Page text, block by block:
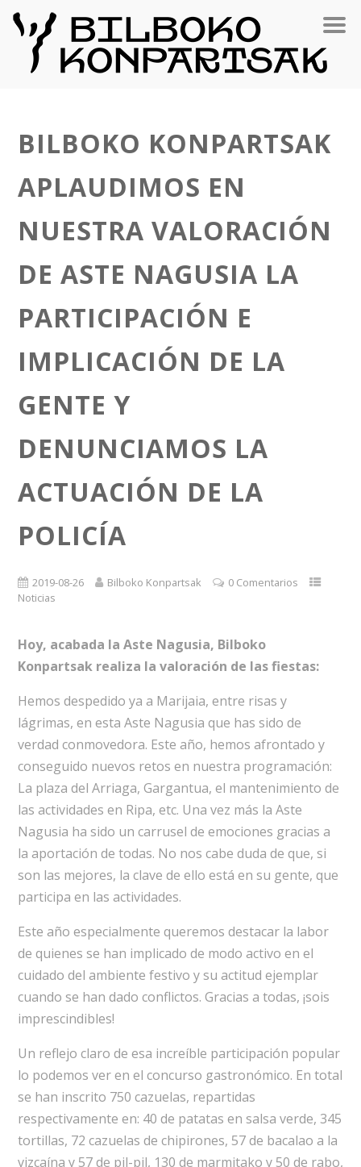
BILBOKO KONPARTSAK
APLAUDIMOS EN
NUESTRA VALORACIÓN
DE ASTE NAGUSIA LA
PARTICIPACIÓN E
IMPLICACIÓN DE LA
GENTE Y
DENUNCIAMOS LA
ACTUACIÓN DE LA
POLICÍA
2019-08-26 Bilboko Konpartsak
0 Comentarios
Noticias
Hoy, acabada la Aste Nagusia, Bilboko
Konpartsak realiza la valoración de las fiestas:
Hemos despedido ya a Marijaia, entre risas y
lágrimas, en esta Aste Nagusia que has sido de
verdad conmovedora. Este año, hemos afrontado y
conseguido nuevos retos en nuestra programación:
La plaza del Arriaga, Gargantua, el mantenimiento de
las actividades en Ripa, etc. Una vez más la Aste
Nagusia ha sido un carrusel de emociones gracias a
la aportación de todas. No nos cabe duda de que, si
son las mejores, la clave de ello está en su gente, que
participa en las actividades.
Este año especialmente queremos destacar la labor
de quienes se han implicado de modo activo en el
cuidado del ambiente festivo y su actitud ejemplar
cuando se han dado conflictos. Gracias a todas, ¡sois
imprescindibles!
Un reflejo claro de esa increíble participación popular
lo podemos ver en el concurso gastronómico. En total
se han inscrito 750 cazuelas, repartidas
respectivamente en: 40 de patatas en salsa verde, 345
tortillas, 72 cazuelas de chipirones, 57 de bacalao a la
vizcaína y 57 de pil-pil, 130 de marmitako y 50 de rabo,